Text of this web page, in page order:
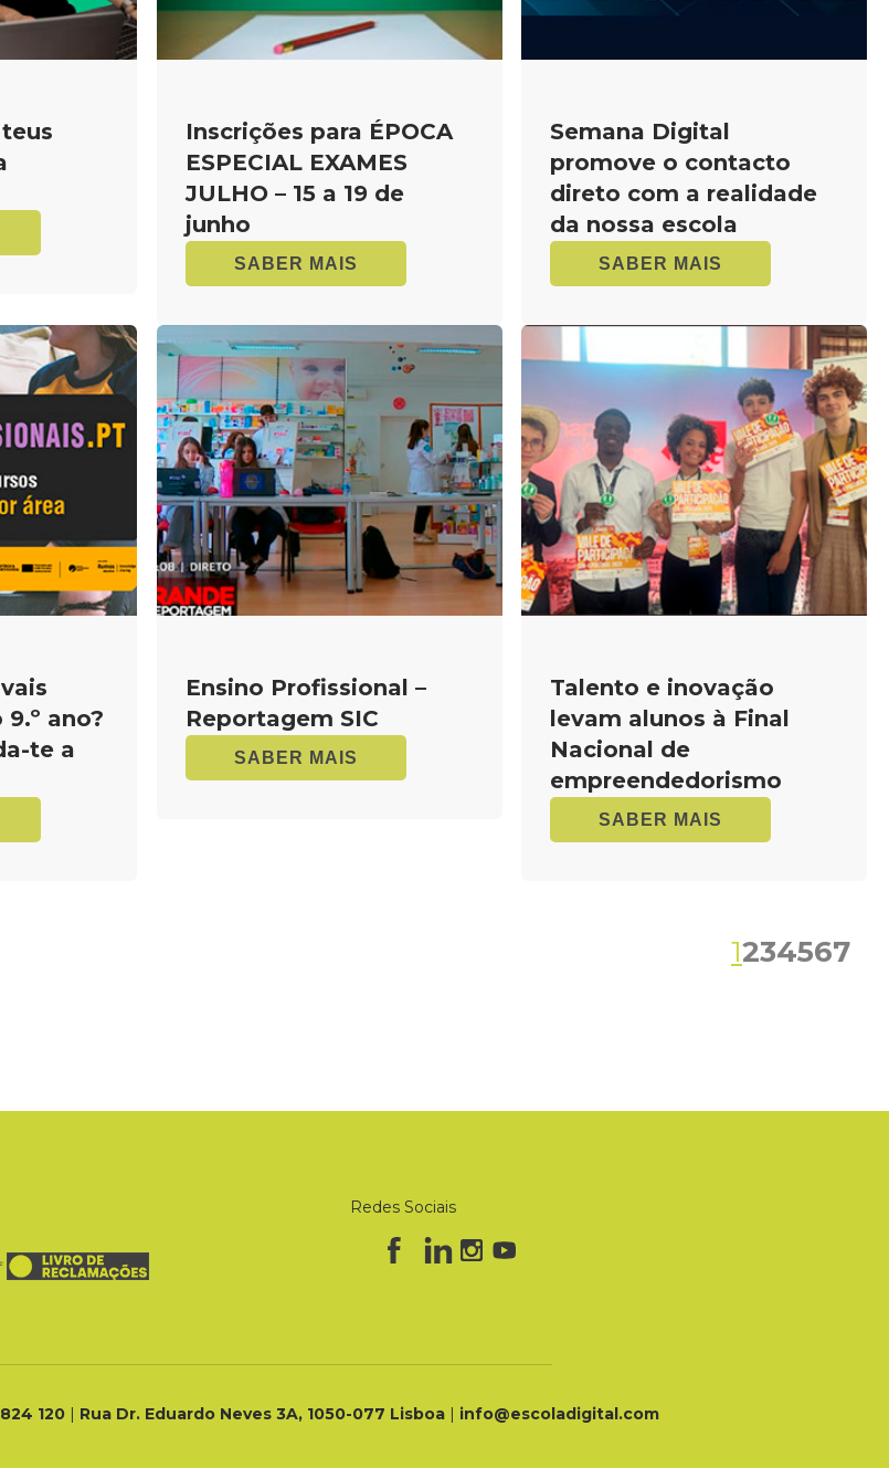
Inscrições para ÉPOCA
ESPECIAL EXAMES
JULHO – 15 a 19 de
junho
SABER MAIS
Semana Digital
promove o contacto
direto com a realidade
da nossa escola
SABER MAIS
ano?
te a
Ensino Profissional –
Reportagem SIC
SABER MAIS
Talento e inovação
levam alunos à Final
Nacional de
empreendedorismo
SABER MAIS
1234567
Redes Sociais
120 | Rua Dr. Eduardo Neves 3A, 1050-077 Lisboa | info@escoladigital.com